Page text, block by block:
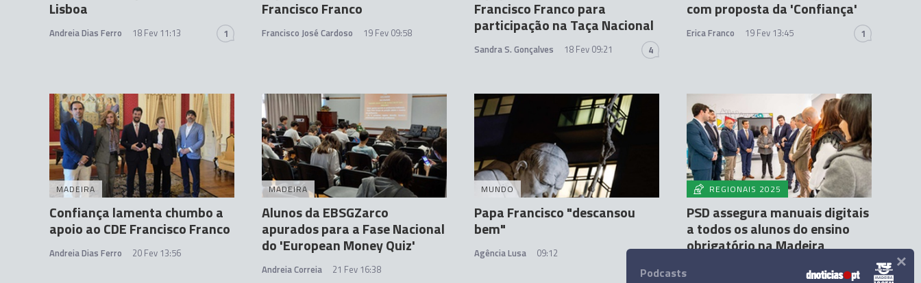
Lisboa
Andreia Dias Ferro 18 Fev 11:13 1
Francisco Franco
Francisco José Cardoso 19 Fev 09:58
Francisco Franco para
participação na Taça Nacional
Sandra S. Gonçalves 18 Fev 09:21 4
com proposta da 'Confiança'
Erica Franco 19 Fev 13:45 1
MADEIRA
Confiança lamenta chumbo a
apoio ao CDE Francisco Franco
Andreia Dias Ferro 20 Fev 13:56
MADEIRA
Alunos da EBSGZarco
apurados para a Fase Nacional
do 'European Money Quiz'
Andreia Correia 21 Fev 16:38
MUNDO
Papa Francisco "descansou
bem"
Agência Lusa 09:12
REGIONAIS 2025
PSD assegura manuais digitais
a todos os alunos do ensino
obrigatório na Madeira
18 Fev 14:12
Podcasts ×